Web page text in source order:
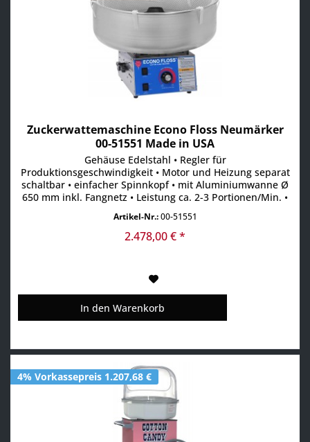
Zuckerwattemaschine Econo Floss Neumärker
00-51551 Made in USA
Gehäuse Edelstahl • Regler für
Produktionsgeschwindigkeit • Motor und Heizung separat
schaltbar • einfacher Spinnkopf • mit Aluminiumwanne Ø
650 mm inkl. Fangnetz • Leistung ca. 2-3 Portionen/Min. •
Haube nicht im Lieferumfang enthalten
Artikel-Nr.:00-51551
2.478,00 € *
In den Warenkorb
4% Vorkassepreis 1.207,68 €